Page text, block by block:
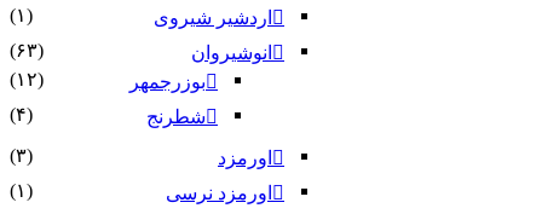
اردشیر شیروی
(۱)
انوشیروان
(۶۳)
بوزرجمهر
(۱۲)
شطرنج
(۴)
اورمزد
(۳)
اورمزد نرسى‏
(۱)